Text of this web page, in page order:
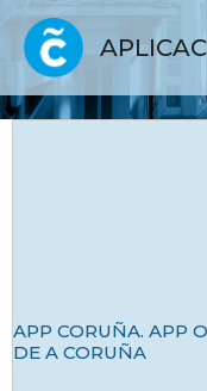
APP CORUÑA. APP
DE A CORUÑA